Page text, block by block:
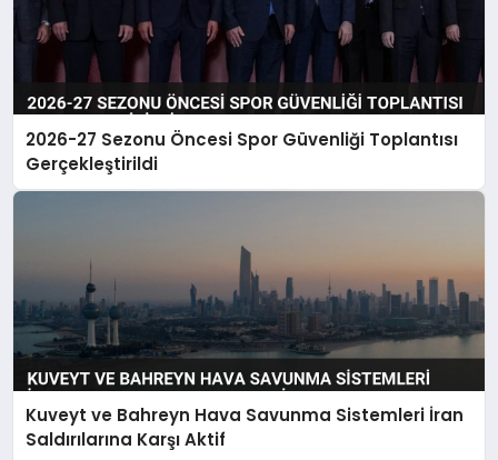
2026-27 Sezonu Öncesi Spor Güvenliği Toplantısı
Gerçekleştirildi
Kuveyt ve Bahreyn Hava Savunma Sistemleri İran
Saldırılarına Karşı Aktif